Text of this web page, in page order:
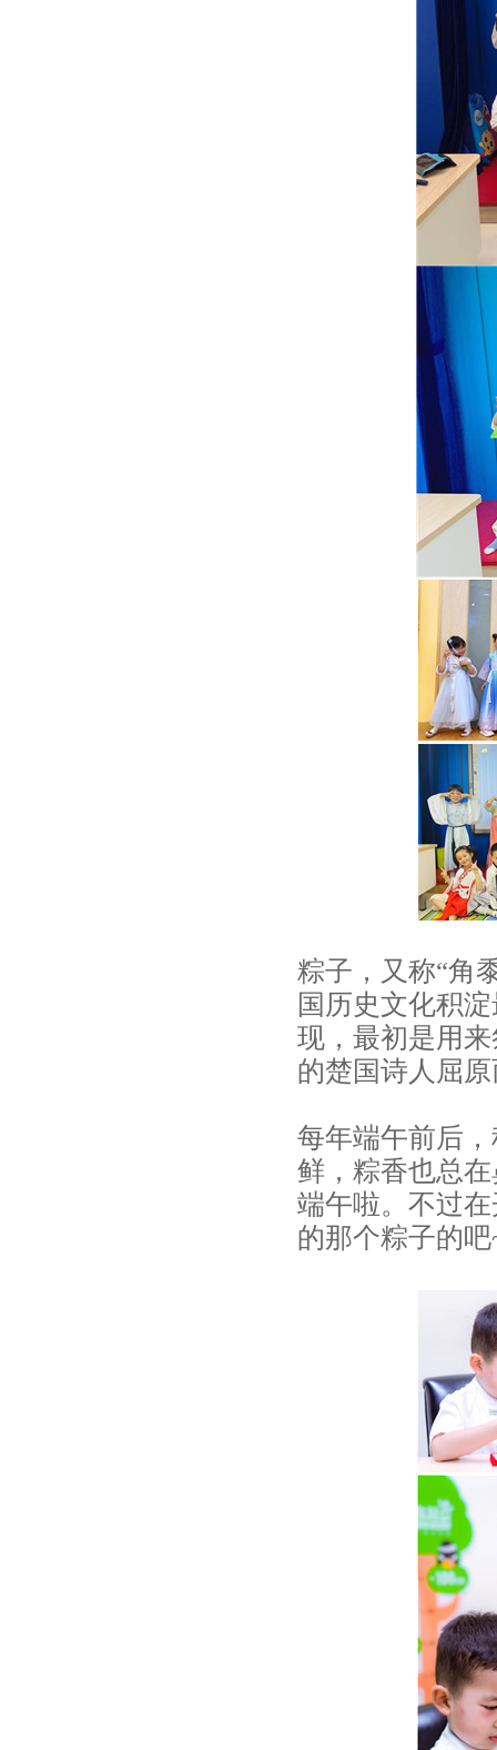
粽子，又称“角
国历史文化积
现，最初是用
的楚国诗人屈
每年端午前后
鲜，粽香也总
端午啦。不过
的那个粽子的吧